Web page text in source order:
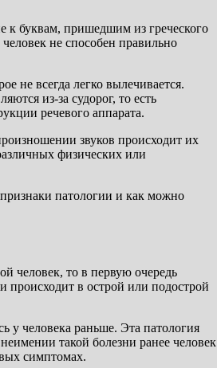
к буквам, пришедшим из греческого
не способен правильно
не всегда легко вылечивается.
из-за судорог, то есть
речевого аппарата.
звуков происходит их
физических или
патологии и как можно
человек, то в первую очередь
происходит в острой или подострой
у человека раньше. Эта патология
такой болезни ранее человек
симптомах.